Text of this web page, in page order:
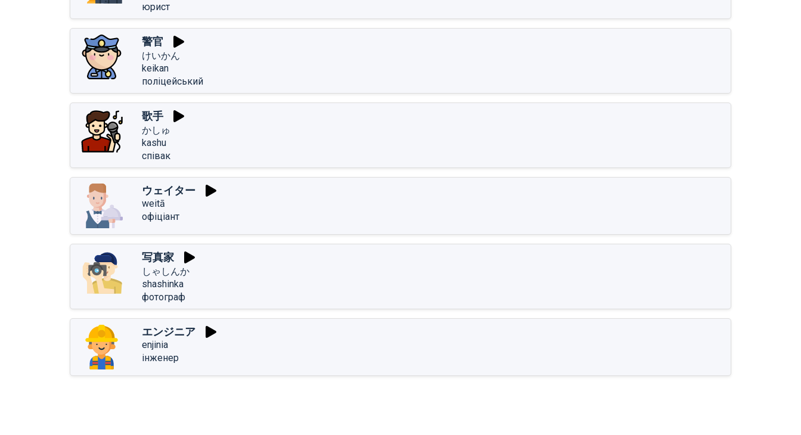
юрист
警官
けいかん
keikan
поліцейський
歌手
かしゅ
kashu
співак
ウェイター
weitā
офіціант
写真家
しゃしんか
shashinka
фотограф
エンジニア
enjinia
інженер